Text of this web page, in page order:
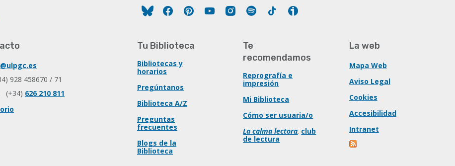
FacebookPinterestYouTubeInstagram
Spotify Tiktok
928 458670 / 71
(+34) 626 210 811
Tu Biblioteca
Bibliotecas y
horarios
Pregúntanos
Biblioteca A/Z
Preguntas
frecuentes
Blogs de la
Biblioteca
Te
recomendamos
Reprografía e
impresión
Mi Biblioteca
Cómo ser usuaria/o
La calma lectora, club
de lectura
La web
Mapa Web
Aviso Legal
Cookies
Accesibilidad
Intranet